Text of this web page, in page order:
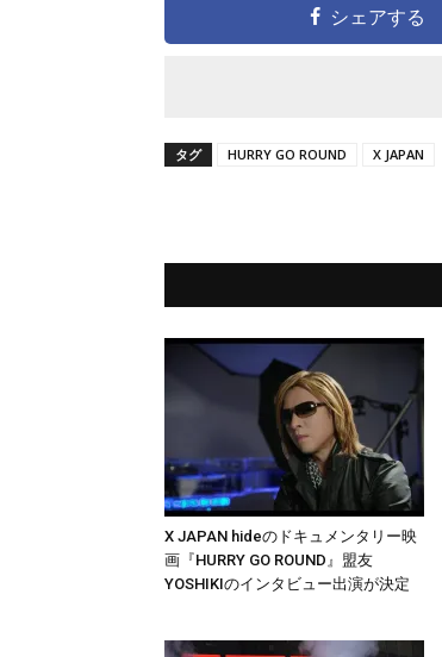
シェアする
タグ HURRY GO ROUND X JAPAN
X JAPAN hideのドキュメンタリー映
画『HURRY GO ROUND』盟友
YOSHIKIのインタビュー出演が決定